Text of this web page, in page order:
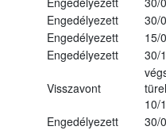
Engedélyezett
30/
Engedélyezett
15/
Engedélyezett
30/
Visszavont
10/
Engedélyezett
30/